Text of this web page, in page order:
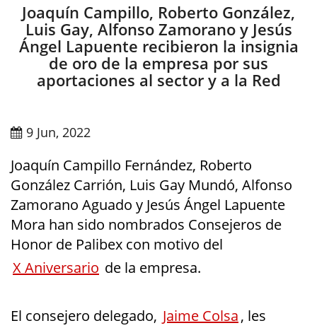
Joaquín Campillo, Roberto González,
Luis Gay, Alfonso Zamorano y Jesús
Ángel Lapuente recibieron la insignia
de oro de la empresa por sus
aportaciones al sector y a la Red
9 Jun, 2022
Joaquín Campillo Fernández, Roberto
González Carrión, Luis Gay Mundó, Alfonso
Zamorano Aguado y Jesús Ángel Lapuente
Mora han sido nombrados Consejeros de
Honor de Palibex con motivo del
X Aniversario de la empresa.
El consejero delegado, Jaime Colsa, les